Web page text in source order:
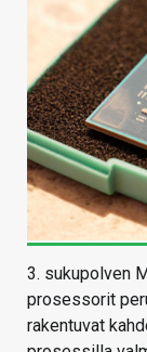
3. sukupolven
prosessorit
rakentuvat